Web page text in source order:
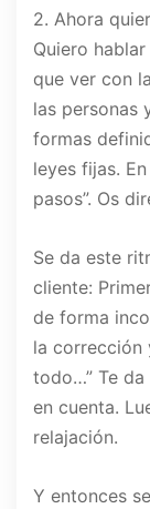
2. Ahora
Quiero
que ver con
las personas
formas
leyes fijas.
pasos”. Os
Se da este
cliente:
de forma
la corrección
todo…” Te
en cuenta.
relajación.
Y entonces